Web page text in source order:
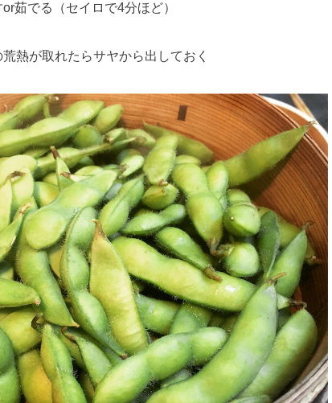
茹でる（セイロで4分ほど）
熱が取れたらサヤから出しておく